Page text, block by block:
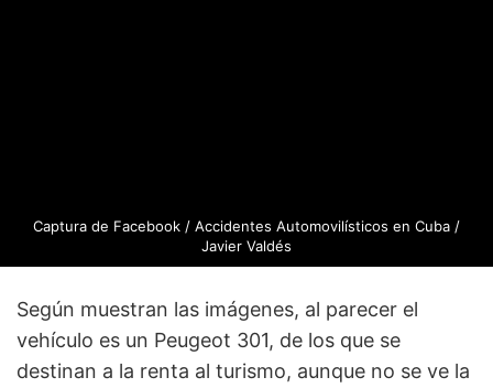
Captura de Facebook / Accidentes Automovilísticos en Cuba /
Javier Valdés
Según muestran las imágenes, al parecer el
vehículo es un Peugeot 301, de los que se
destinan a la renta al turismo, aunque no se ve la